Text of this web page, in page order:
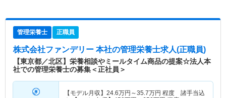
管理栄養士 正職員
株式会社ファンデリー 本社の管理栄養士求人(正職員)
【東京都／北区】栄養相談やミールタイム商品の提案☆法人本
社での管理栄養士の募集＜正社員＞
【モデル月収】 24.6万円～35.7万円 程度 諸手当込